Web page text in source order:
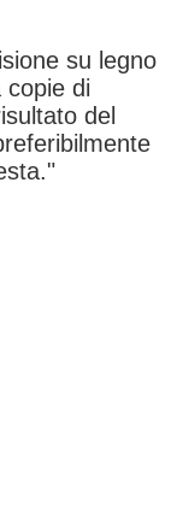
su legno
copie di
del